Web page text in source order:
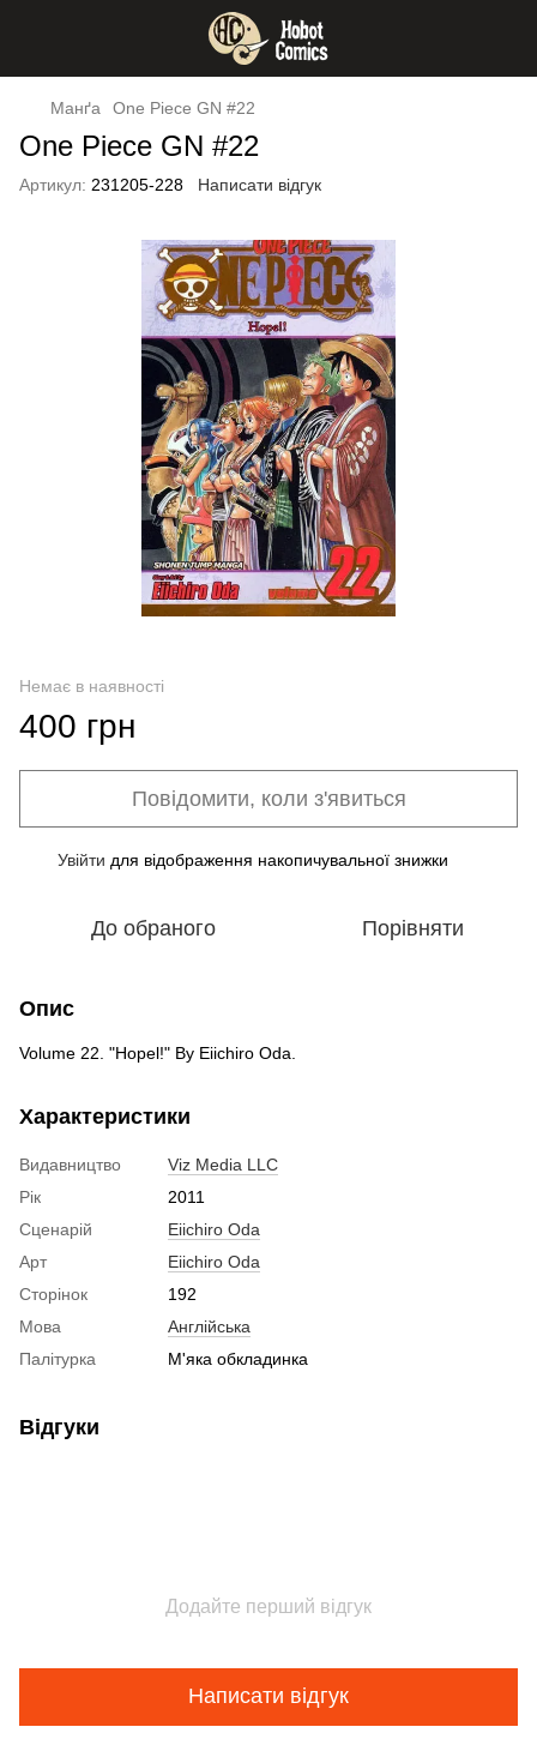
Манґа One Piece GN #22
One Piece GN #22
Артикул: 231205-228 Написати відгук
Немає в наявності
400 грн
Повідомити, коли з'явиться
Увійти для відображення накопичувальної знижки
До обраного Порівняти
Опис
Volume 22. "Hopel!" By Eiichiro Oda.
Характеристики
Видавництво
Viz Media LLC
Рік
2011
Сценарій
Eiichiro Oda
Арт
Eiichiro Oda
Сторінок
192
Мова
Англійська
Палітурка
М'яка обкладинка
Відгуки
Додайте перший відгук
Написати відгук